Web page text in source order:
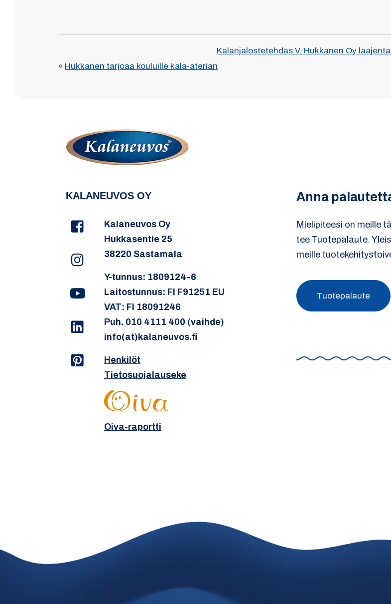
Kalanjalostetehdas V. Hukkanen Oy
« Hukkanen tarjoaa kouluille kala-aterian
KALANEUVOS OY
Kalaneuvos Oy
Hukkasentie 25
38220 Sastamala
Y-tunnus: 1809124-6
Laitostunnus: FI F91251 EU
VAT: FI 18091246
Puh. 010 4111 400 (vaihde)
info(at)kalaneuvos.fi
Henkilöt
Tietosuojalauseke
Oiva-raportti
Anna
Mielipiteesi on meille
tee Tuotepalaute.
meille
Tuotepalaute